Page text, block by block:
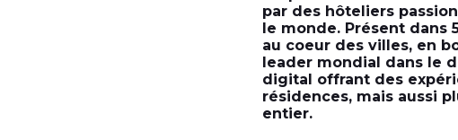
par des hôteliers
le monde. Présent
au coeur des villes, en
leader mondial dans le
digital offrant des
résidences, mais aussi
entier.